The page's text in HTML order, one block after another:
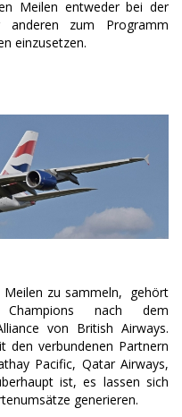
Meilen entweder bei der
zum Programm
einzusetzen.
Meilen zu sammeln, gehört
nach dem
von British Airways.
den verbundenen Partnern
Pacific, Qatar Airways,
ist, es lassen sich
generieren.